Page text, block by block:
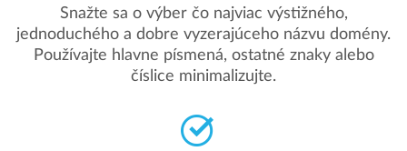
Snažte sa o výber čo najviac výstižného,
jednoduchého a dobre vyzerajúceho názvu domény.
Používajte hlavne písmená, ostatné znaky alebo
číslice minimalizujte.